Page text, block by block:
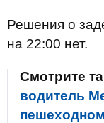
Решения о
на 22:00 нет.
Смотрите
водитель